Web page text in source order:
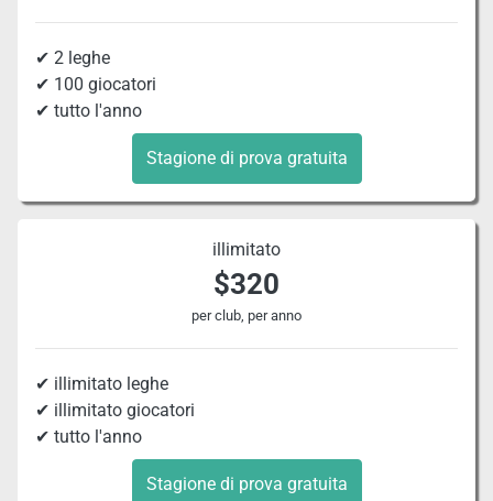
✔ 2 leghe
✔ 100 giocatori
✔ tutto l'anno
Stagione di prova gratuita
illimitato
$320
per club, per anno
✔ illimitato leghe
✔ illimitato giocatori
✔ tutto l'anno
Stagione di prova gratuita